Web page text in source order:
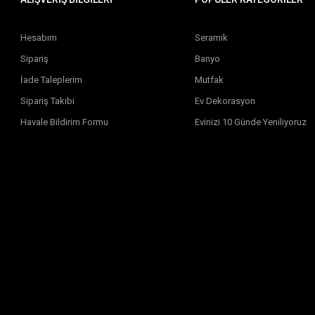
Hesabım
Sipariş
İade Taleplerim
Sipariş Takibi
Havale Bildirim Formu
Seramik
Banyo
Mutfak
Ev Dekorasyon
Evinizi 10 Günde Yeniliyoruz